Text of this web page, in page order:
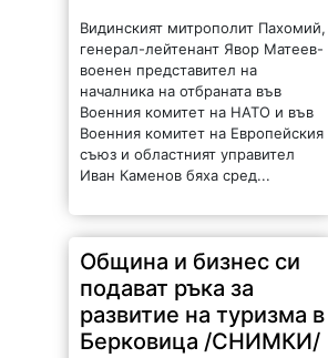
Видинският митрополит Пахомий,
генерал-лейтенант Явор Матеев-
военен представител на
началника на отбраната във
Военния комитет на НАТО и във
Военния комитет на Европейския
съюз и областният управител
Иван Каменов бяха сред...
Община и бизнес си
подават ръка за
развитие на туризма в
Берковица /СНИМКИ/